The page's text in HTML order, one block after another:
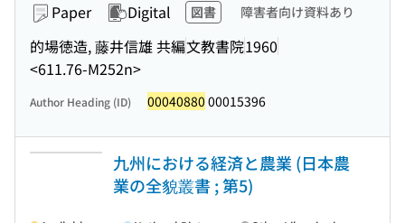
Paper Digital 図書 障害者向け資料あり
的場徳造, 藤井信雄 共編文教書院1960
<611.76-M252n>
Author Heading (ID) 00040880 00015396
九州における経済と農業 (日本農
業の全貌叢書 ; 第5)